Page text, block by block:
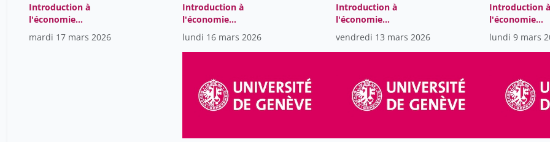
Introduction à
l'économie
internationale
mardi 17 mars 2026
Introduction à
l'économie
internationale
lundi 16 mars 2026
Introduction à
l'économie
internationale
vendredi 13 mars 2026
Introduction à
l'économie
internationale
lundi 9 mars